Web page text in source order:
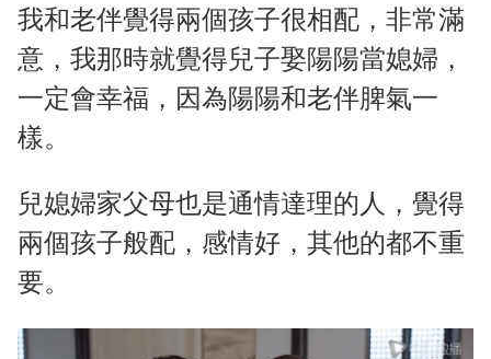
我和老伴覺得兩個孩子很相配，非常滿
意，我那時就覺得兒子娶陽陽當媳婦，
一定會幸福，因為陽陽和老伴脾氣一
樣。
兒媳婦家父母也是通情達理的人，覺得
兩個孩子般配，感情好，其他的都不重
要。